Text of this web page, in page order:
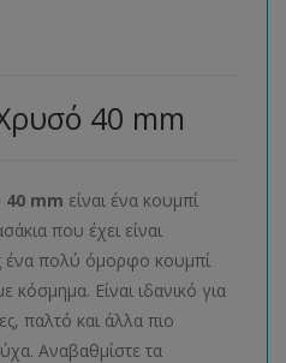
40 mm
mm είναι ένα κουμπί
που έχει είναι
ένα πολύ όμορφο κουμπί
κόσμημα. Είναι ιδανικό για
παλτό και άλλα πιο
Αναβαθμίστε τα